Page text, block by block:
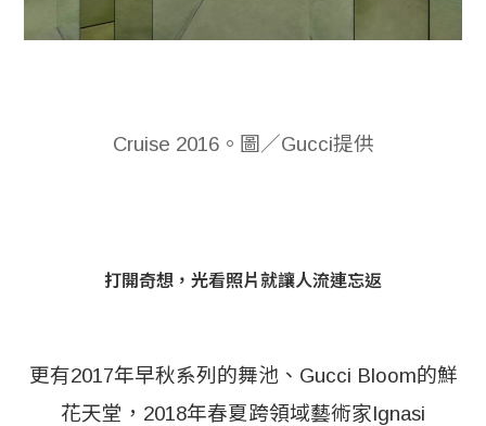
Cruise 2016。圖／Gucci提供
打開奇想，光看照片就讓人流連忘返
更有2017年早秋系列的舞池、Gucci Bloom的鮮
花天堂，2018年春夏跨領域藝術家Ignasi